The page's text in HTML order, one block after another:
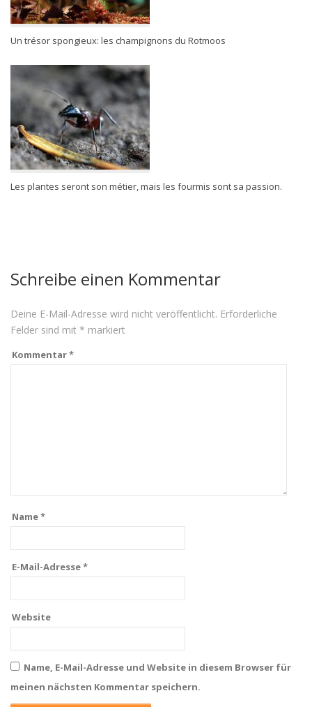
Un trésor spongieux: les champignons du Rotmoos
Les plantes seront son métier, mais les fourmis sont sa passion.
Schreibe einen Kommentar
Deine E-Mail-Adresse wird nicht veröffentlicht. Erforderliche
Felder sind mit * markiert
Kommentar*
Name*
E-Mail-Adresse*
Website
Name, E-Mail-Adresse und Website in diesem Browser für
meinen nächsten Kommentar speichern.